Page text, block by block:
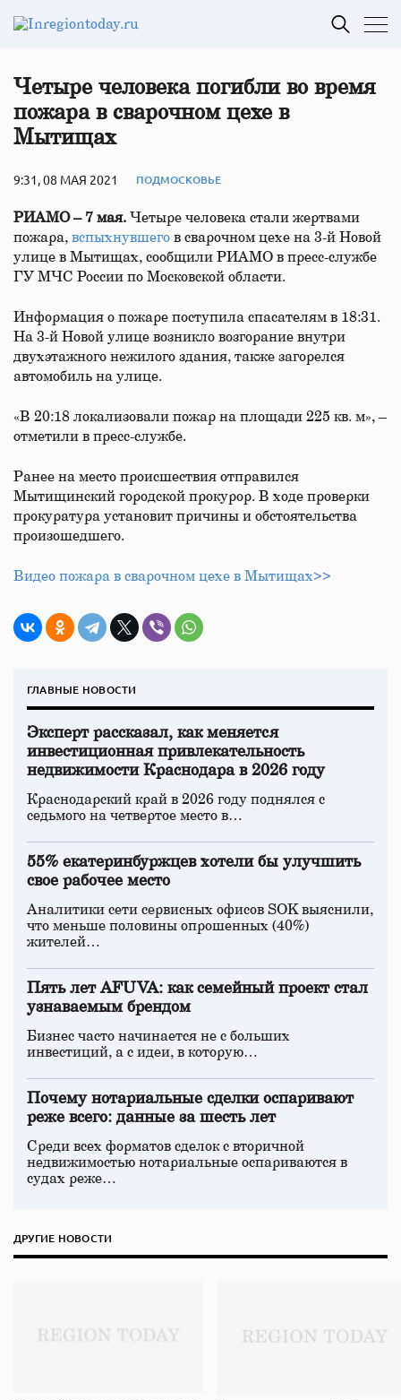
Четыре человека погибли во время
пожара в сварочном цехе в
Мытищах
9:31, 08 МАЯ 2021 ПОДМОСКОВЬЕ
РИАМО – 7 мая. Четыре человека стали жертвами
пожара, вспыхнувшего в сварочном цехе на 3-й Новой
улице в Мытищах, сообщили РИАМО в пресс-службе
ГУ МЧС России по Московской области.
Информация о пожаре поступила спасателям в 18:31.
На 3-й Новой улице возникло возгорание внутри
двухэтажного нежилого здания, также загорелся
автомобиль на улице.
«В 20:18 локализовали пожар на площади 225 кв. м», –
отметили в пресс-службе.
Ранее на место происшествия отправился
Мытищинский городской прокурор. В ходе проверки
прокуратура установит причины и обстоятельства
произошедшего.
Видео пожара в сварочном цехе в Мытищах>>
ГЛАВНЫЕ НОВОСТИ
Эксперт рассказал, как меняется
инвестиционная привлекательность
недвижимости Краснодара в 2026 году
Краснодарский край в 2026 году поднялся с
седьмого на четвертое место в…
55% екатеринбуржцев хотели бы улучшить
свое рабочее место
Аналитики сети сервисных офисов SOK выяснили,
что меньше половины опрошенных (40%)
жителей…
Пять лет AFUVA: как семейный проект стал
узнаваемым брендом
Бизнес часто начинается не с больших
инвестиций, а с идеи, в которую…
Почему нотариальные сделки оспаривают
реже всего: данные за шесть лет
Среди всех форматов сделок с вторичной
недвижимостью нотариальные оспариваются в
судах реже…
ДРУГИЕ НОВОСТИ